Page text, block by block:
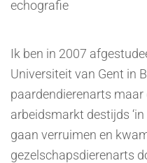
echografie
Ik ben in 2007
Universiteit van Gent in
paardendierenarts maar
arbeidsmarkt destijds
gaan verruimen en
gezelschapsdierenarts